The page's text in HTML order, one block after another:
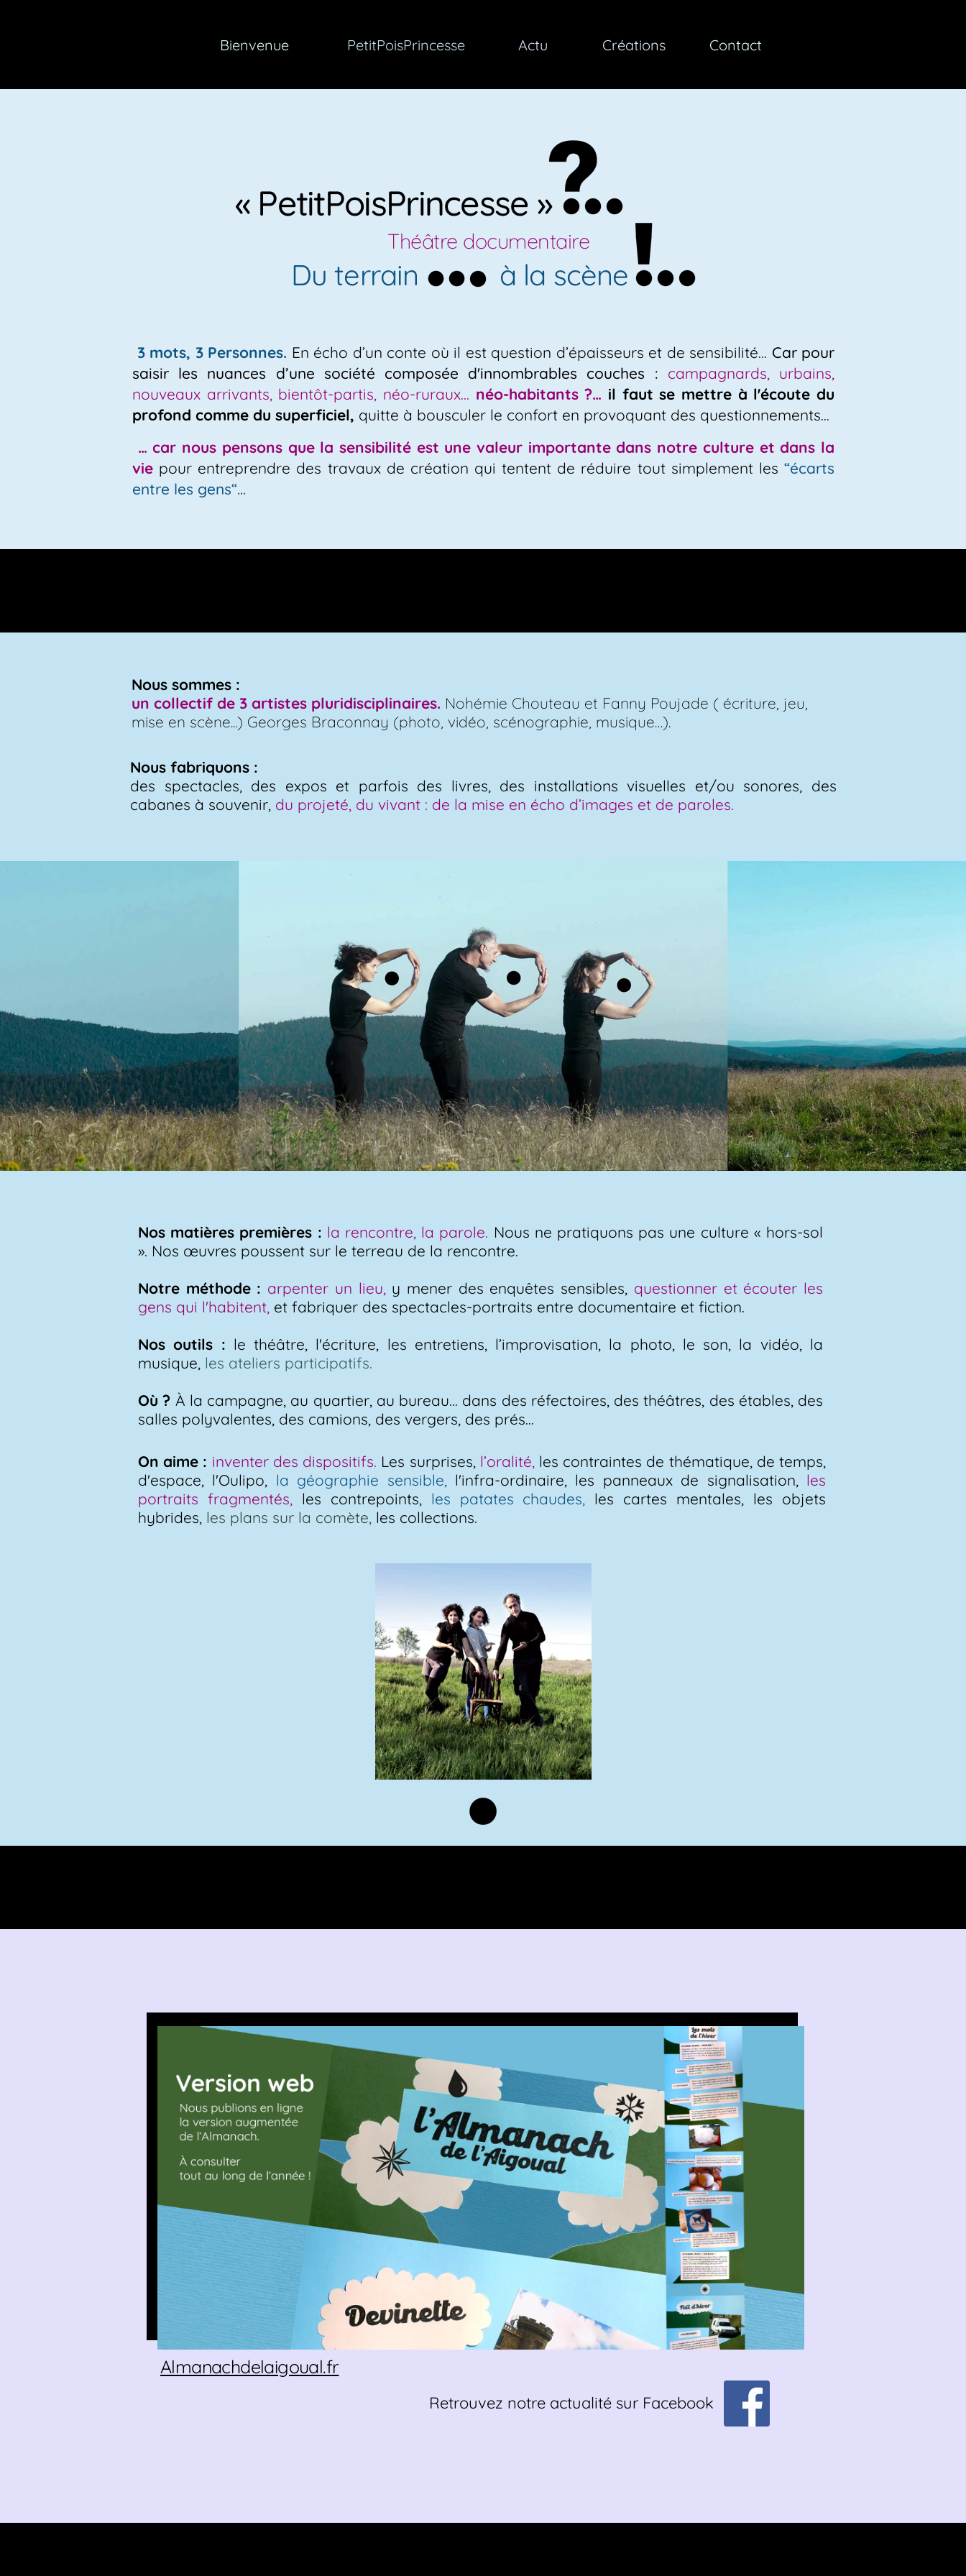
Bienvenue PetitPoisPrincesse Actu Créations Contact
« PetitPoisPrincesse »
Du terrain
Théâtre documentaire
à la scène
3 mots, 3 Personnes. En écho d’un conte où il est question d’épaisseurs et de sensibilité... Car pour
saisir les nuances d’une société composée d'innombrables couches : campagnards, urbains,
nouveaux arrivants, bientôt-partis, néo-ruraux... néo-habitants ?… il faut se mettre à l'écoute du
profond comme du superficiel, quitte à bousculer le confort en provoquant des questionnements…
… car nous pensons que la sensibilité est une valeur importante dans notre culture et dans la
vie pour entreprendre des travaux de création qui tentent de réduire tout simplement les “écarts
entre les gens“…
Nous sommes :
un collectif de 3 artistes pluridisciplinaires. Nohémie Chouteau et Fanny Poujade ( écriture, jeu,
mise en scène...) Georges Braconnay (photo, vidéo, scénographie, musique…).
Nous fabriquons :
des spectacles, des expos et parfois des livres, des installations visuelles et/ou sonores, des
cabanes à souvenir, du projeté, du vivant : de la mise en écho d’images et de paroles.
Nos matières premières : la rencontre, la parole. Nous ne pratiquons pas une culture « hors-sol
». Nos œuvres poussent sur le terreau de la rencontre.
Notre méthode : arpenter un lieu, y mener des enquêtes sensibles, questionner et écouter les
gens qui l'habitent, et fabriquer des spectacles-portraits entre documentaire et fiction.
Nos outils : le théâtre, l'écriture, les entretiens, l’improvisation, la photo, le son, la vidéo, la
musique, les ateliers participatifs.
Où ? À la campagne, au quartier, au bureau... dans des réfectoires, des théâtres, des étables, des
salles polyvalentes, des camions, des vergers, des prés…
On aime : inventer des dispositifs. Les surprises, l’oralité, les contraintes de thématique, de temps,
d'espace, l'Oulipo, la géographie sensible, l'infra-ordinaire, les panneaux de signalisation, les
portraits fragmentés, les contrepoints, les patates chaudes, les cartes mentales, les objets
hybrides, les plans sur la comète, les collections.
Almanachdelaigoual.fr
Retrouvez notre actualité sur Facebook